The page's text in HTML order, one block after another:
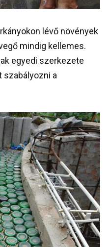
lévő növények
mindig kellemes.
egyedi szerkezete
a